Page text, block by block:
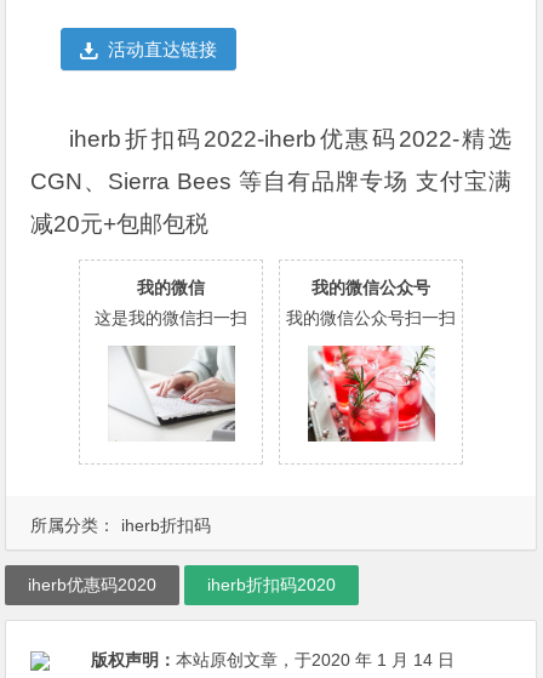
所属分类： iherb折扣码
活动直达链接
iherb折扣码2022-iherb优惠码2022-精选
CGN、Sierra Bees 等自有品牌专场 支付宝满
减20元+包邮包税
我的微信
这是我的微信扫一扫
我的微信公众号
我的微信公众号扫一扫
iherb优惠码2020 iherb折扣码2020
版权声明：本站原创文章，于2020 年 1 月 14 日